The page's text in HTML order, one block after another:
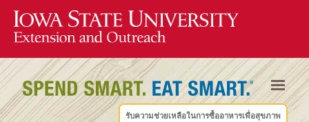
รับความช่วยเหลือในการซื้ออาหารเพื่อสุขภาพ